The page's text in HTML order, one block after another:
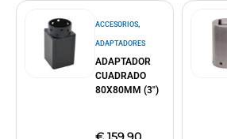
ACCESORIOS,
ADAPTADORES
ADAPTADOR
CUADRADO
80X80MM (3″)